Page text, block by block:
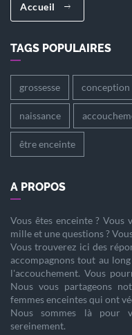
Accueil
TAGS POPULAIRES
grossesse conception
naissance
être enceinte
A PROPOS
Vous êtes enceinte? Vous
mille et une questions ?
Vous trouverez ici des
accompagnons tout au
l'accouchement. Vous
Nous vous partageons
femmes enceintes qui ont
Nous sommes là pour
sereinement.